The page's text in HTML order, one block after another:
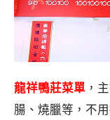
龍祥鴨莊菜單 ，
腸、燒臘等，不